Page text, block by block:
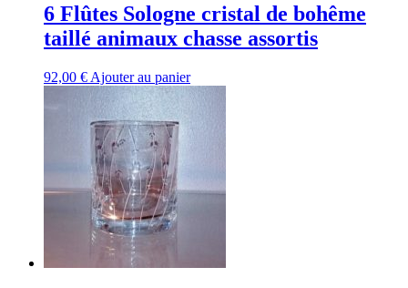
6 Flûtes Sologne cristal de bohême
taillé animaux chasse assortis
92,00 € Ajouter au panier